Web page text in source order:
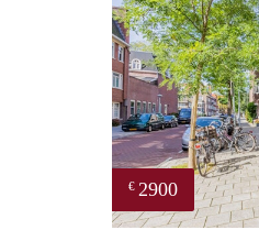
€ 2900